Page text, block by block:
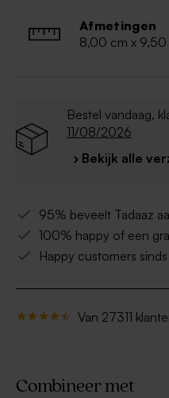
Afmetingen
8,00 cm x 9,50
Bestel vandaag,
11/08/2026
› Bekijk alle
95% beveelt Tadaaz
100% happy of een
Happy customers sinds
Van 27311
Combineer met